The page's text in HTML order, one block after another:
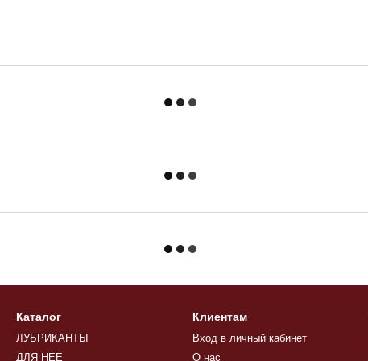
Каталог
ЛУБРИКАНТЫ
ДЛЯ НЕЕ
Клиентам
Вход в личный кабинет
О нас